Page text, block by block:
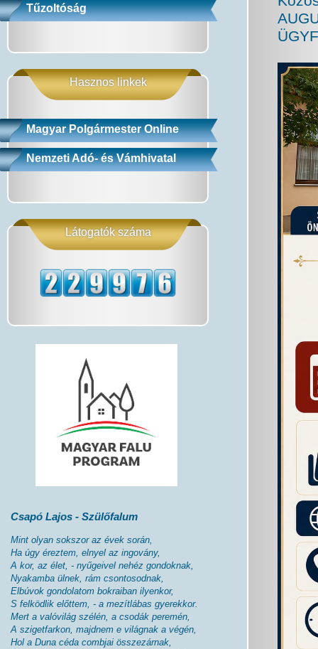
Tűzoltóság
Hasznos linkek
Magyar Polgármester Online
Nemzeti Adó- és Vámhivatal
Látogatók száma
Csapó Lajos - Szülőfalum
Mint olyan sokszor az évek során,
Ha úgy éreztem, elnyel az ingovány,
A kor, az élet, - nyűgeivel nehéz gondoknak,
Nyakamba ülnek, rám csontosodnak,
Elbúvok gondolatom bokraiban ilyenkor,
S felködlik előttem, - a mezítlábas gyerekkor.
Mert a valóvilág szélén, a csodák peremén,
A szigetfarkon, majdnem e világnak a végén,
Hol a Duna céda combjai összezárnak,